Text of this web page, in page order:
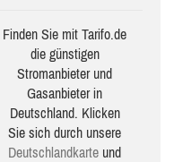
Finden Sie mit Tarifo.de
die güns­ti­gen
Stromanbieter und
Gasanbieter in
Deutschland. Klicken
Sie sich durch unsere
Deutsch­land­karte und